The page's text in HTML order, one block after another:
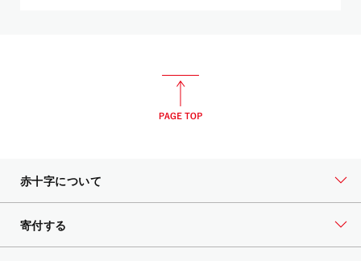
赤十字について
寄付する